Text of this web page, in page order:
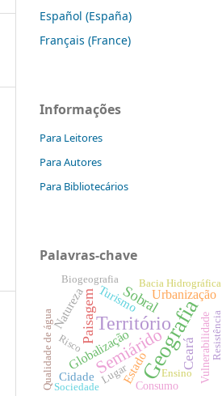
Español (España)
Français (France)
Informações
Para Leitores
Para Autores
Para Bibliotecários
Palavras-chave
Geografia
Território
Semiárido
Sobral
Paisagem
Ceará
Globalização
Urbanização
Turismo
Cidade
Natureza
Estado Vulnerabilidade
Consumo
Lugar
Qualidade de água
Bacia Hidrográfica
Resistência
Risco
Biogeografia
Sociedade
Ensino